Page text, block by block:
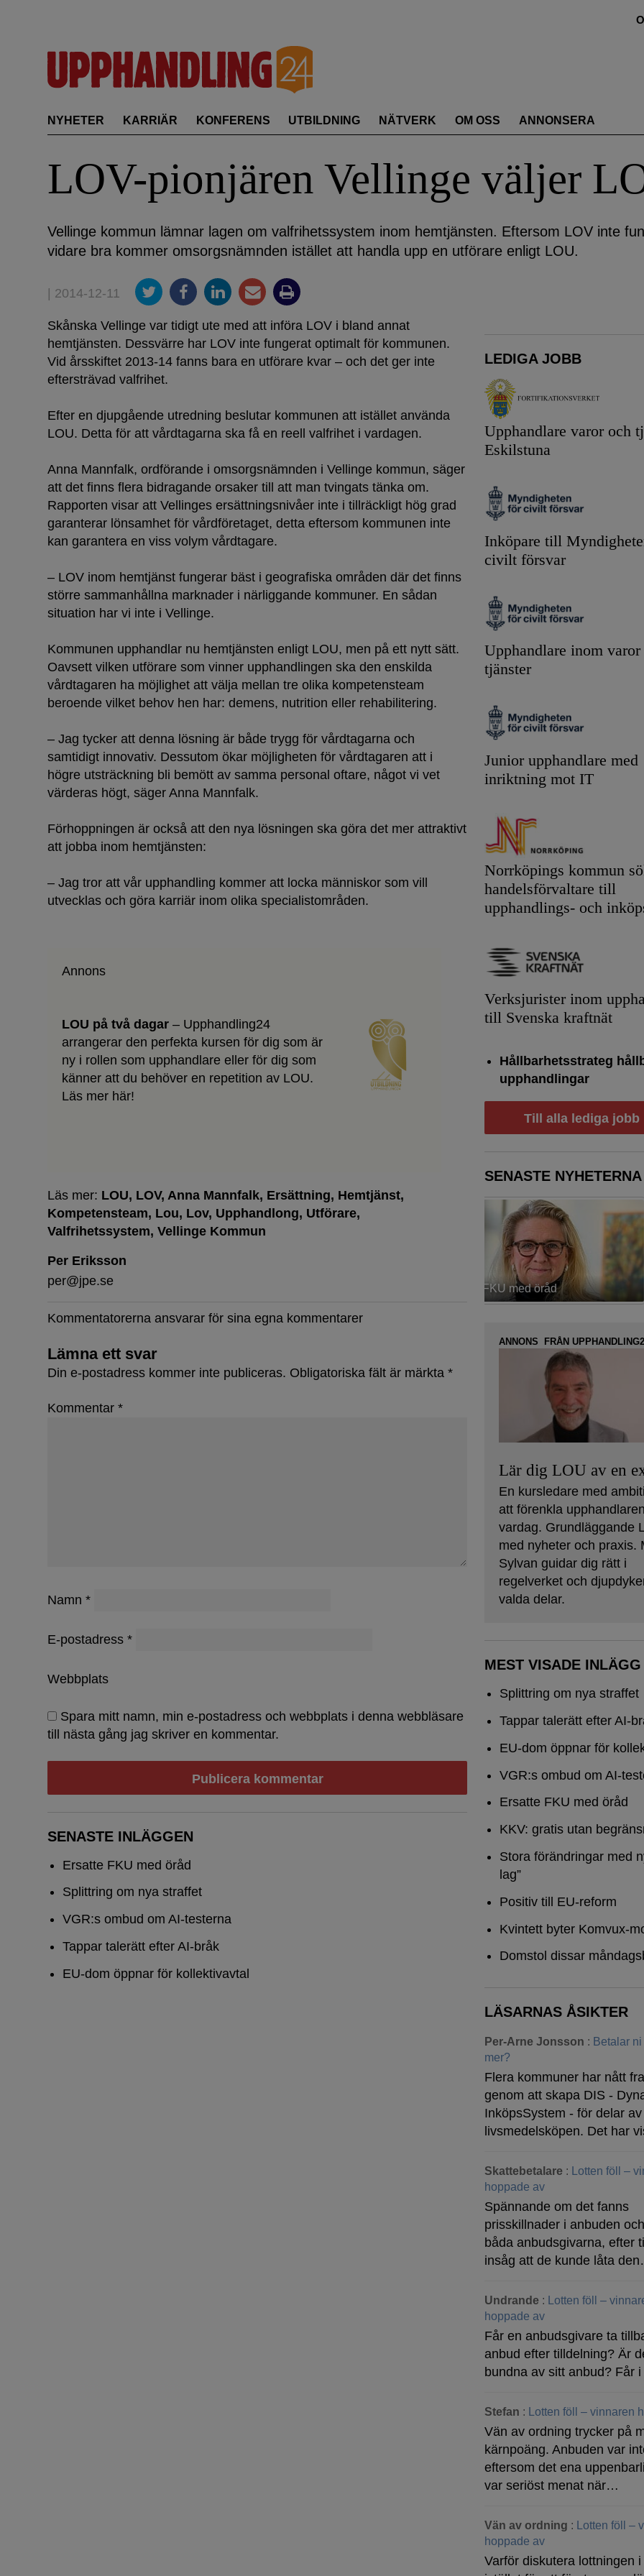
NYHETER KARRIÄR KONFERENS UTBILDNING NÄTVERK OM OSS ANNONSERA
LOV-pionjären Vellinge väljer
Vellinge kommun lämnar lagen om valfrihetssystem inom hemtjänsten. Eftersom LOV inte
vidare bra kommer omsorgsnämnden istället att handla upp en utförare enligt LOU.
| 2014-12-11
Skånska Vellinge var tidigt ute med att införa LOV i bland annat
hemtjänsten. Dessvärre har LOV inte fungerat optimalt för kommunen.
Vid årsskiftet 2013-14 fanns bara en utförare kvar – och det ger inte
eftersträvad valfrihet.
Efter en djupgående utredning beslutar kommunen att istället använda
LOU. Detta för att vårdtagarna ska få en reell valfrihet i vardagen.
Anna Mannfalk, ordförande i omsorgsnämnden i Vellinge kommun, säger
att det finns flera bidragande orsaker till att man tvingats tänka om.
Rapporten visar att Vellinges ersättningsnivåer inte i tillräckligt hög grad
garanterar lönsamhet för vårdföretaget, detta eftersom kommunen inte
kan garantera en viss volym vårdtagare.
– LOV inom hemtjänst fungerar bäst i geografiska områden där det finns
större sammanhållna marknader i närliggande kommuner. En sådan
situation har vi inte i Vellinge.
Kommunen upphandlar nu hemtjänsten enligt LOU, men på ett nytt sätt.
Oavsett vilken utförare som vinner upphandlingen ska den enskilda
vårdtagaren ha möjlighet att välja mellan tre olika kompetensteam
beroende vilket behov hen har: demens, nutrition eller rehabilitering.
– Jag tycker att denna lösning är både trygg för vårdtagarna och
samtidigt innovativ. Dessutom ökar möjligheten för vårdtagaren att i
högre utsträckning bli bemött av samma personal oftare, något vi vet
värderas högt, säger Anna Mannfalk.
Förhoppningen är också att den nya lösningen ska göra det mer attraktivt
att jobba inom hemtjänsten:
– Jag tror att vår upphandling kommer att locka människor som vill
utvecklas och göra karriär inom olika specialistområden.
Annons
LOU på två dagar – Upphandling24
arrangerar den perfekta kursen för dig som är
ny i rollen som upphandlare eller för dig som
känner att du behöver en repetition av LOU.
Läs mer här!
Läs mer: LOU LOV Anna Mannfalk Ersättning Hemtjänst
Kompetensteam Lou Lov Upphandlong Utförare
Valfrihetssystem Vellinge Kommun
Per Eriksson
per@jpe.se
Kommentatorerna ansvarar för sina egna kommentarer
Lämna ett svar
Din e-postadress kommer inte publiceras. Obligatoriska fält är märkta *
Kommentar *
Namn *
E-postadress *
Webbplats
Spara mitt namn, min e-postadress och webbplats i denna webbläsare
till nästa gång jag skriver en kommentar.
SENASTE INLÄGGEN
Ersatte FKU med öråd
Splittring om nya straffet
VGR:s ombud om AI-testerna
Tappar talerätt efter AI-bråk
EU-dom öppnar för kollektivavtal
LEDIGA JOBB
Upphandlare varor och
Eskilstuna
Inköpare till
civilt försvar
Upphandlare inom varor
tjänster
Junior upphandlare med
inriktning mot IT
Norrköpings kommun
handelsförvaltare till
upphandlings- och
Verksjurister inom
till Svenska kraftnät
Hållbarhetsstrateg
upphandlingar
Till alla lediga jobb
SENASTE NYHETERNA
Splittring om nya straffet
ANNONS FRÅN
Lär dig LOU av en
En kursledare med
att förenkla
vardag. Grundläggande
med nyheter och praxis.
Sylvan guidar dig rätt i
regelverket och
valda delar.
MEST VISADE INLÄGG
Splittring om nya straffet
Tappar talerätt efter AI-
EU-dom öppnar för
VGR:s ombud om AI-
Ersatte FKU med öråd
KKV: gratis utan
Stora förändringar med
lag”
Positiv till EU-reform
Kvintett byter Komvux-
Domstol dissar
LÄSARNAS ÅSIKTER
Per-Arne Jonsson : Betalar
mer?
Flera kommuner har nått
genom att skapa DIS -
InköpsSystem - för delar av
livsmedelsköpen. Det har
Skattebetalare : Lotten föll –
hoppade av
Spännande om det fanns
prisskillnader i anbuden
båda anbudsgivarna, efter
insåg att de kunde låta
Undrande : Lotten föll –
hoppade av
Får en anbudsgivare ta
anbud efter tilldelning? Är
bundna av sitt anbud? Får
Stefan : Lotten föll – vinnaren
Vän av ordning trycker på
kärnpoäng. Anbuden var
eftersom det ena
var seriöst menat när…
Vän av ordning : Lotten föll –
hoppade av
Varför diskutera lottningen